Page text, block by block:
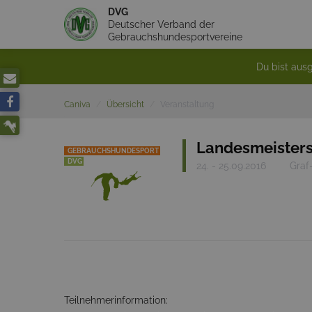
DVG
Deutscher Verband der
Gebrauchshundesportvereine
Du bist
Caniva Übersicht
GEBRAUCHSHUNDESPORT
DVG
24. - 25.09.2016
Teilnehmerinformation: